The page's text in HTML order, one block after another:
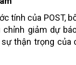
tính của POST,
giảm dự
thận trọng